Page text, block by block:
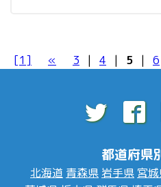
[1] « 3 | 4 | 5 | 6
都道府県
北海道 青森県 岩手県 宮